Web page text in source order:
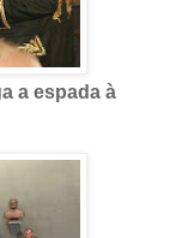
espada à